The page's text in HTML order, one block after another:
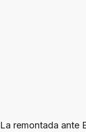
La remontada ante